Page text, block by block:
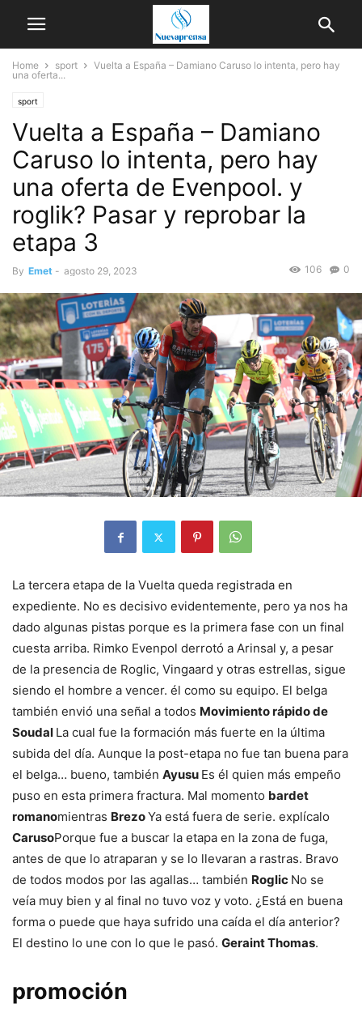
Home sport
Vuelta a España – Damiano Caruso lo intenta, pero hay
una oferta...
sport
Vuelta a España – Damiano
Caruso lo intenta, pero hay
una oferta de Evenpool. y
roglik? Pasar y reprobar la
etapa 3
By Emet - agosto 29, 2023 0
106
La tercera etapa de la Vuelta queda registrada en
expediente. No es decisivo evidentemente, pero ya nos ha
dado algunas pistas porque es la primera fase con un final
cuesta arriba. Rimko Evenpol derrotó a Arinsal y, a pesar
de la presencia de Roglic, Vingaard y otras estrellas, sigue
siendo el hombre a vencer. él como su equipo. El belga
también envió una señal a todos Movimiento rápido de
Soudal La cual fue la formación más fuerte en la última
subida del día. Aunque la post-etapa no fue tan buena para
el belga… bueno, también Ayusu Es él quien más empeño
puso en esta primera fractura. Mal momento bardet
romanomientras BrezoYa está fuera de serie. explícalo
CarusoPorque fue a buscar la etapa en la zona de fuga,
antes de que lo atraparan y se lo llevaran a rastras. Bravo
de todos modos por las agallas… también Roglic No se
veía muy bien y al final no tuvo voz y voto. ¿Está en buena
forma o puede que haya sufrido una caída el día anterior?
El destino lo une con lo que le pasó. Geraint Thomas.
promoción